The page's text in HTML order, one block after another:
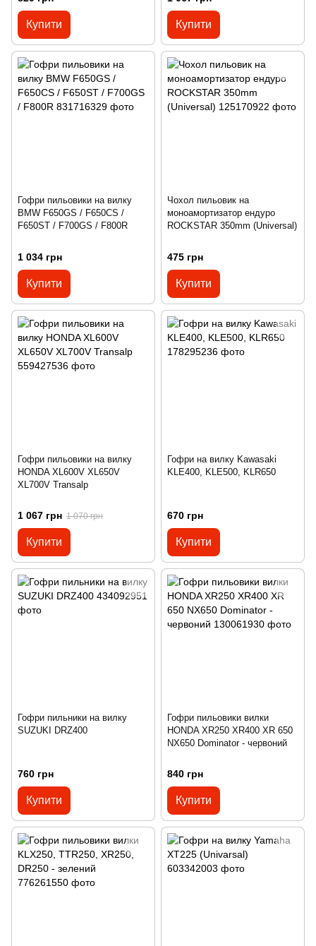
Купити Купити
Гофри пильовики на вилку
BMW F650GS / F650CS /
F650ST / F700GS / F800R
1 034 грн
Купити
Чохол пильовик на
моноамортизатор ендуро
ROCKSTAR 350mm (Universal)
475 грн
Купити
Гофри пильовики на вилку
HONDA XL600V XL650V
XL700V Transalp
1 067 грн 1 070 грн
Купити
Гофри на вилку Kawasaki
KLE400, KLE500, KLR650
670 грн
Купити
Гофри пильники на вилку
SUZUKI DRZ400
760 грн
Купити
Гофри пильовики вилки
HONDA XR250 XR400 XR 650
NX650 Dominator - червоний
840 грн
Купити